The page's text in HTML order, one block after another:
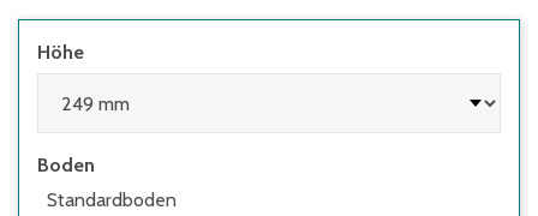
Höhe
Boden
Standardboden